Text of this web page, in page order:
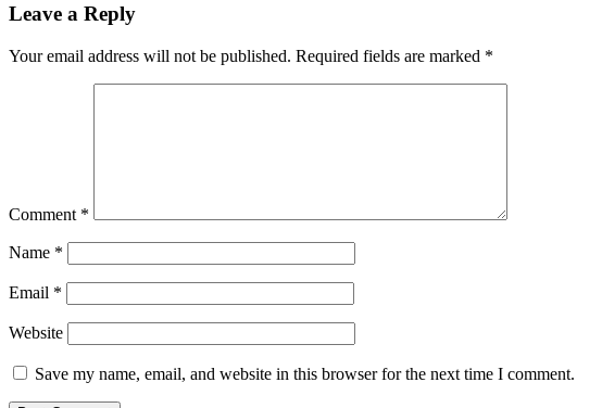
Leave a Reply
Your email address will not be published. Required fields are marked *
Comment *
Name *
Email *
Website
Save my name, email, and website in this browser for the next time I comment.